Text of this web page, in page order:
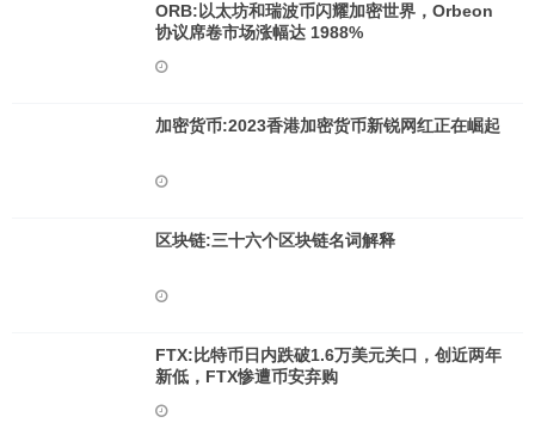
ORB:以太坊和瑞波币闪耀加密世界，Orbeon
协议席卷市场涨幅达 1988%
加密货币:2023香港加密货币新锐网红正在崛起
区块链:三十六个区块链名词解释
FTX:比特币日内跌破1.6万美元关口，创近两年
新低，FTX惨遭币安弃购